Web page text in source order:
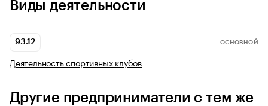
Виды деятельности
93.12 ОСНОВНОЙ
Деятельность спортивных клубов
Другие предприниматели с тем же